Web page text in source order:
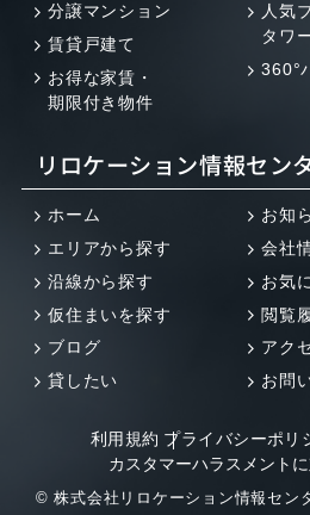
分譲マンション
賃貸戸建て
お得な家賃・
期限付き物件
人気
タワ
360°
リロケーション情報セン
ホーム
エリアから探す
沿線から探す
仮住まいを探す
ブログ
貸したい
お知
会社
お気
閲覧
アク
お問
利用規約 プライバシーポリ
カスタマーハラスメント
© 株式会社リロケーション情報セン